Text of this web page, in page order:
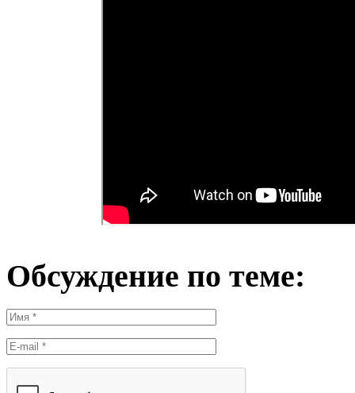
Обсуждение по теме: